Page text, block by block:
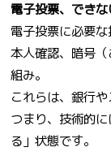
電子投票、でき
電子投票に必要な
本人確認、暗号
組み。
これらは、銀行
つまり、技術的
る」状態です。